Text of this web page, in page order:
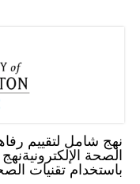
نهج شامل لتقييم
الصحة
باستخدام تقنيات